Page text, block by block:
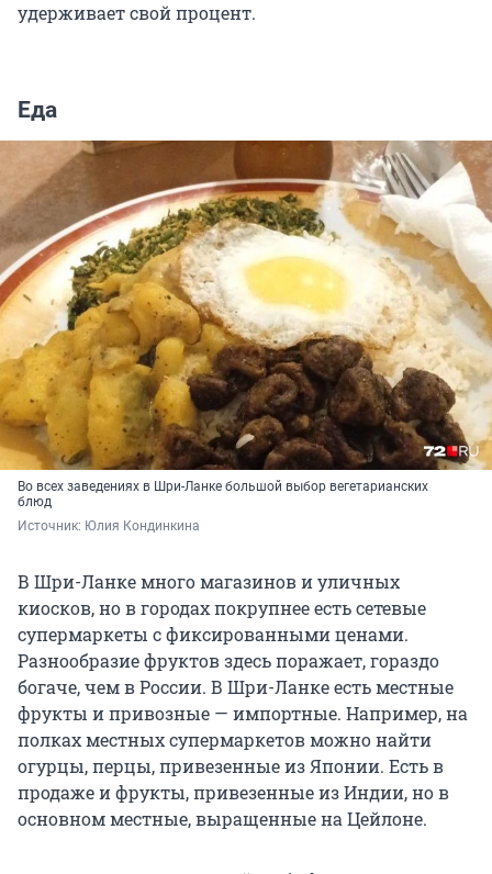
удерживает свой процент.
Еда
Во всех заведениях в Шри-Ланке большой выбор вегетарианских
блюд
Источник: Юлия Кондинкина
В Шри-Ланке много магазинов и уличных
киосков, но в городах покрупнее есть сетевые
супермаркеты с фиксированными ценами.
Разнообразие фруктов здесь поражает, гораздо
богаче, чем в России. В Шри-Ланке есть местные
фрукты и привозные — импортные. Например, на
полках местных супермаркетов можно найти
огурцы, перцы, привезенные из Японии. Есть в
продаже и фрукты, привезенные из Индии, но в
основном местные, выращенные на Цейлоне.